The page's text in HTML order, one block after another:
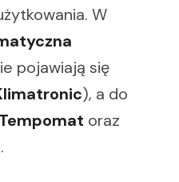
W
pojawiają się
), a do
Tempomat oraz